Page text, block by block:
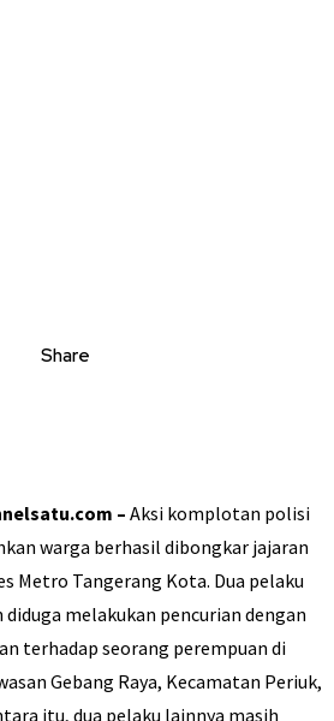
Share
– Aksi komplotan polisi
warga berhasil dibongkar jajaran
Metro Tangerang Kota. Dua pelaku
melakukan pencurian dengan
terhadap seorang perempuan di
Gebang Raya, Kecamatan Periuk,
itu, dua pelaku lainnya masih